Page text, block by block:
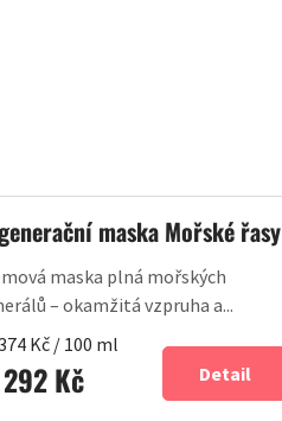
maska Mořské řasy
292 Kč
Kč / 100 ml
Detail
maska plná mořských
– okamžitá vzpruha a...